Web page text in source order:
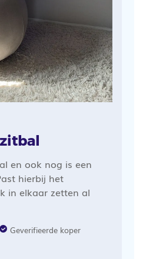
en ook nog is een
hierbij het
in elkaar zetten al
Geverifieerde koper